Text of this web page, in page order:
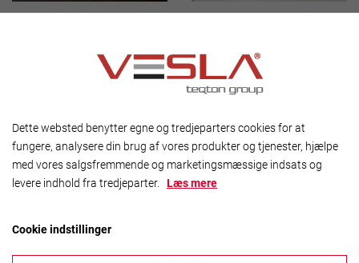
Dette websted benytter egne og tredjeparters cookies for at
fungere, analysere din brug af vores produkter og tjenester, hjælpe
med vores salgsfremmende og marketingsmæssige indsats og
levere indhold fra tredjeparter. Læs mere
Cookie indstillinger